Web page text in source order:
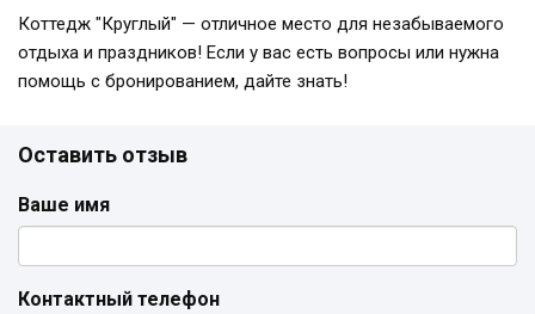
Коттедж "Круглый" — отличное место для незабываемого
отдыха и праздников! Если у вас есть вопросы или нужна
помощь с бронированием, дайте знать!
Оставить отзыв
Ваше имя
Контактный телефон